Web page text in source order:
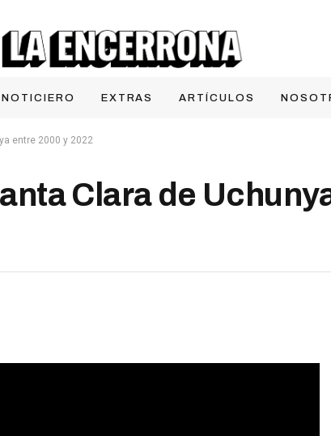
NOTICIERO EXTRAS ARTÍCULOS
entre 2000 y 2022
Clara de